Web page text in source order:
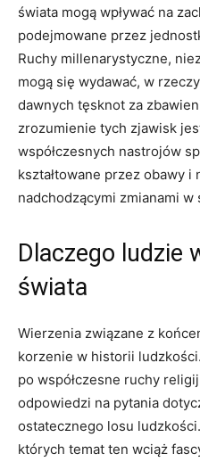
świata mogą wpływać ⁣na
⁤podejmowane przez
Ruchy millenarystyczne,
mogą się wydawać,⁣ w
dawnych tęsknot za
zrozumienie ​tych zjawisk
współczesnych nastrojów
⁣kształtowane przez obawy i
nadchodzącymi zmianami w
Dlaczego ludzie
świata
Wierzenia ‍związane⁢ z
korzenie w historii
po współczesne ruchy
odpowiedzi na‌ pytania
ostatecznego losu⁢
⁢których temat ten wciąż